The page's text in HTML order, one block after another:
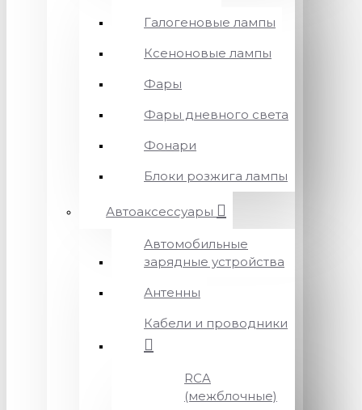
Галогеновые лампы
Ксеноновые лампы
Фары
Фары дневного света
Фонари
Блоки розжига лампы
Автоаксессуары
Автомобильные
зарядные устройства
Антенны
Кабели и проводники
RCA
(межблочные)